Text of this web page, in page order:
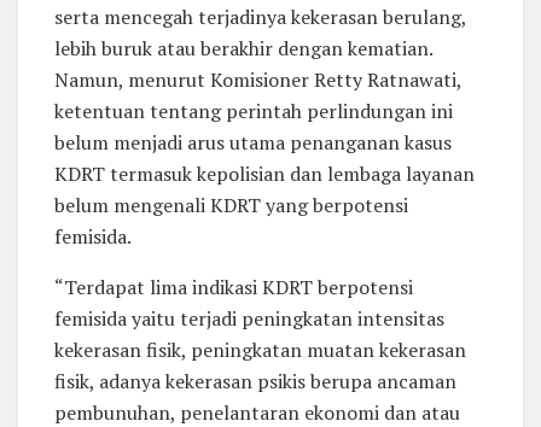
serta mencegah terjadinya kekerasan berulang,
lebih buruk atau berakhir dengan kematian.
Namun, menurut Komisioner Retty Ratnawati,
ketentuan tentang perintah perlindungan ini
belum menjadi arus utama penanganan kasus
KDRT termasuk kepolisian dan lembaga layanan
belum mengenali KDRT yang berpotensi
femisida.
“Terdapat lima indikasi KDRT berpotensi
femisida yaitu terjadi peningkatan intensitas
kekerasan fisik, peningkatan muatan kekerasan
fisik, adanya kekerasan psikis berupa ancaman
pembunuhan, penelantaran ekonomi dan atau